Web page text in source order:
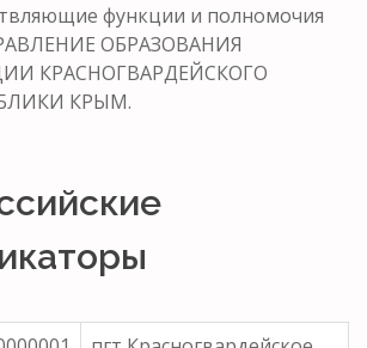
функции и полномочия
ОБРАЗОВАНИЯ
КРАСНОГВАРДЕЙСКОГО
КРЫМ.